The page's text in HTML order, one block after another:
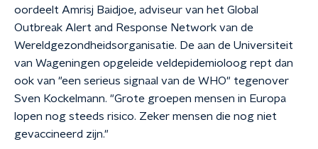
oordeelt Amrisj Baidjoe, adviseur van het Global
Outbreak Alert and Response Network van de
Wereldgezondheidsorganisatie. De aan de Universiteit
van Wageningen opgeleide veldepidemioloog rept dan
ook van "een serieus signaal van de WHO" tegenover
Sven Kockelmann. "Grote groepen mensen in Europa
lopen nog steeds risico. Zeker mensen die nog niet
gevaccineerd zijn."